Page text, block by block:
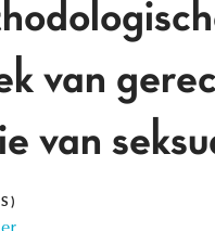
van
van